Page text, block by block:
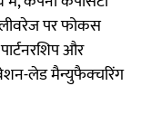
पर फोकस
और
लेड मैन्युफैक्चरिंग